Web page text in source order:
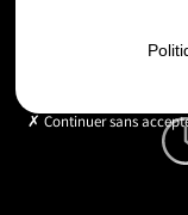
Continuer sans